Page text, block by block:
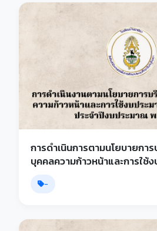
การดำเนินการตามนโยบายกา
บุคคลความก้าวหน้าและการใช้
ดำเนินงาน ประจำปีงบประมาณ
-